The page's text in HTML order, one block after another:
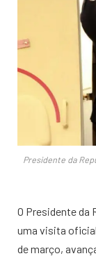
Presidente da
O Presidente da
uma visita oficial
de março,